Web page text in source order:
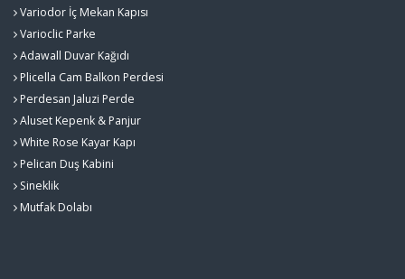
Variodor İç Mekan Kapısı
Varioclic Parke
Adawall Duvar Kağıdı
Plicella Cam Balkon Perdesi
Perdesan Jaluzi Perde
Aluset Kepenk & Panjur
White Rose Kayar Kapı
Pelican Duş Kabini
Sineklik
Mutfak Dolabı